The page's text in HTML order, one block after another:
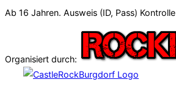
Ab 16 Jahren. Ausweis (ID, Pass) Kontrolle
Organisiert durch: